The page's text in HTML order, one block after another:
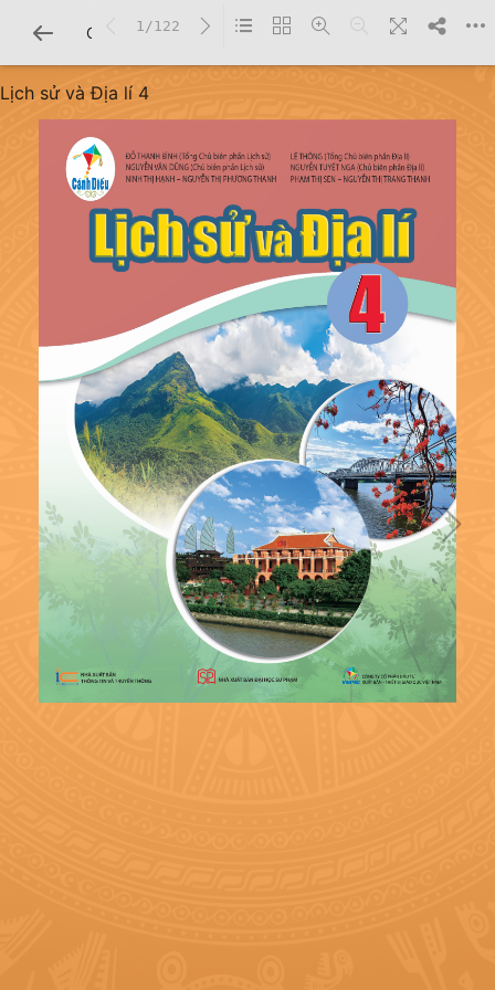
CHI TIẾT SÁCH
Lịch sử và Địa lí 4
1/122